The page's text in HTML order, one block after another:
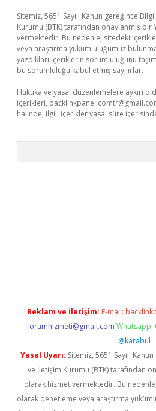
Sitemiz, 5651 Sayılı Kanun gereğince
Kurumu (BTK) tarafından onaylanmış bir
vermektedir. Bu nedenle, sitedeki
veya araştırma yükümlülüğümüz
yazdıkları içeriklerin sorumluluğunu
bu sorumluluğu kabul etmiş sayılırlar.
Hukuka ve yasal düzenlemelere aykırı
içerikleri,
halinde, ilgili içerikler yasal süre
Reklam ve İletişim: E-mail:
forumhizmeti@gmail.com Whatsapp:
@karabul
Yasal Uyarı: Sitemiz, 5651 Sayılı
ve İletişim Kurumu (BTK) tarafından
olarak hizmet vermektedir. Bu
olarak denetleme veya araştırma